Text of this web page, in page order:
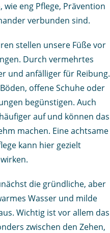
eng Pflege, Prävention
verbunden sind.
stellen unsere Füße vor
Durch vermehrtes
und anfälliger für Reibung.
offene Schuhe oder
begünstigen. Auch
auf und können das
machen. Eine achtsame
kann hier gezielt
die gründliche, aber
Wasser und milde
Wichtig ist vor allem das
zwischen den Zehen,